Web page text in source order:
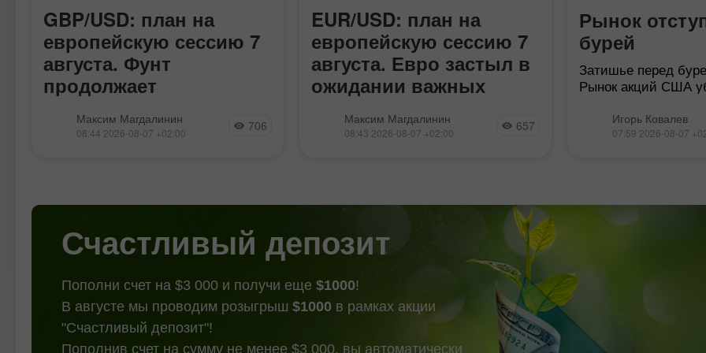
GBP/USD: план на
европейскую сессию 7
августа. Фунт
продолжает
Вчера была образована лишь одна
точка входа в рынок. Давайте
уровень
Максим Магдалинин
08:44 2026-08-07 +02:00 706
EUR/USD: план на
европейскую сессию 7
августа. Евро застыл в
ожидании важных
Вчера так и не было образовано
точек входа в рынок. Давайте
Максим Магдалинин
08:43 2026-08-07 +02:00 657
Рынок
бурей
Затишье перед
Рынок акций США
рекордного
S&P 500 второй
Игорь Ковалев
07:59 2026-08-07
Счастливый депозит
Пополни счет на $3 000 и получи еще $1000!
В августе мы проводим розыгрыш $1000 в рамках акции
"Счастливый депозит"!
Пополнив счет на сумму не менее $3 000, вы автоматически